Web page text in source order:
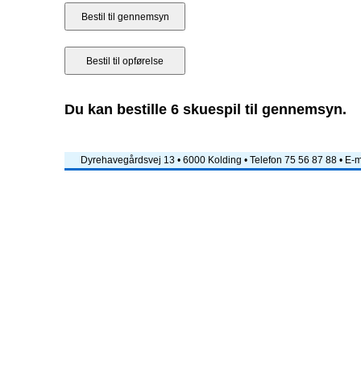
Du kan bestille 6 skuespil til gennemsyn.
Dyrehavegårdsvej 13 • 6000 Kolding • Telefon 75 56 87 88 • E-